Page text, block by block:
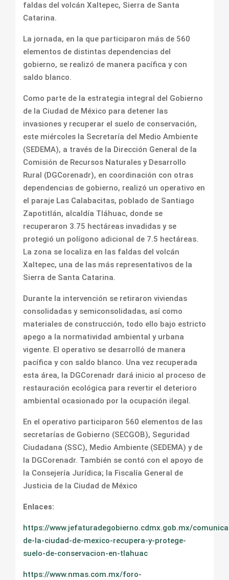
faldas del volcán Xaltepec, Sierra de Santa
Catarina.
La jornada, en la que participaron más de 560
elementos de distintas dependencias del
gobierno, se realizó de manera pacífica y con
saldo blanco.
Como parte de la estrategia integral del Gobierno
de la Ciudad de México para detener las
invasiones y recuperar el suelo de conservación,
este miércoles la Secretaría del Medio Ambiente
(SEDEMA), a través de la Dirección General de la
Comisión de Recursos Naturales y Desarrollo
Rural (DGCorenadr), en coordinación con otras
dependencias de gobierno, realizó un operativo en
el paraje Las Calabacitas, poblado de Santiago
Zapotitlán, alcaldía Tláhuac, donde se
recuperaron 3.75 hectáreas invadidas y se
protegió un polígono adicional de 7.5 hectáreas.
La zona se localiza en las faldas del volcán
Xaltepec, una de las más representativos de la
Sierra de Santa Catarina.
Durante la intervención se retiraron viviendas
consolidadas y semiconsolidadas, así como
materiales de construcción, todo ello bajo estricto
apego a la normatividad ambiental y urbana
vigente. El operativo se desarrolló de manera
pacífica y con saldo blanco. Una vez recuperada
esta área, la DGCorenadr dará inicio al proceso de
restauración ecológica para revertir el deterioro
ambiental ocasionado por la ocupación ilegal.
En el operativo participaron 560 elementos de las
secretarías de Gobierno (SECGOB), Seguridad
Ciudadana (SSC), Medio Ambiente (SEDEMA) y de
la DGCorenadr. También se contó con el apoyo de
la Consejería Jurídica; la Fiscalía General de
Justicia de la Ciudad de México
Enlaces:
https://www.jefaturadegobierno.cdmx.gob.mx/
de-la-ciudad-de-mexico-recupera-y-protege-
suelo-de-conservacion-en-tlahuac
https://www.nmas.com.mx/foro-